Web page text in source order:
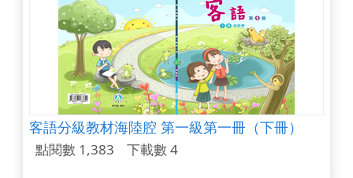
客語分級教材海陸腔 第一級第一冊（下冊）
點閱數 1,383 下載數 4